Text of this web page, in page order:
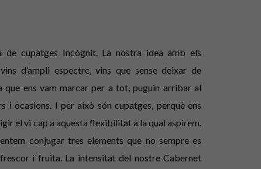
de cupatges Incògnit. La nostra idea amb els
d’ampli espectre, vins que sense deixar de
que ens vam marcar per a tot, puguin arribar al
i ocasions. I per això són cupatges, perquè ens
el vi cap a aquesta flexibilitat a la qual aspirem.
conjugar tres elements que no sempre es
i fruita. La intensitat del nostre Cabernet